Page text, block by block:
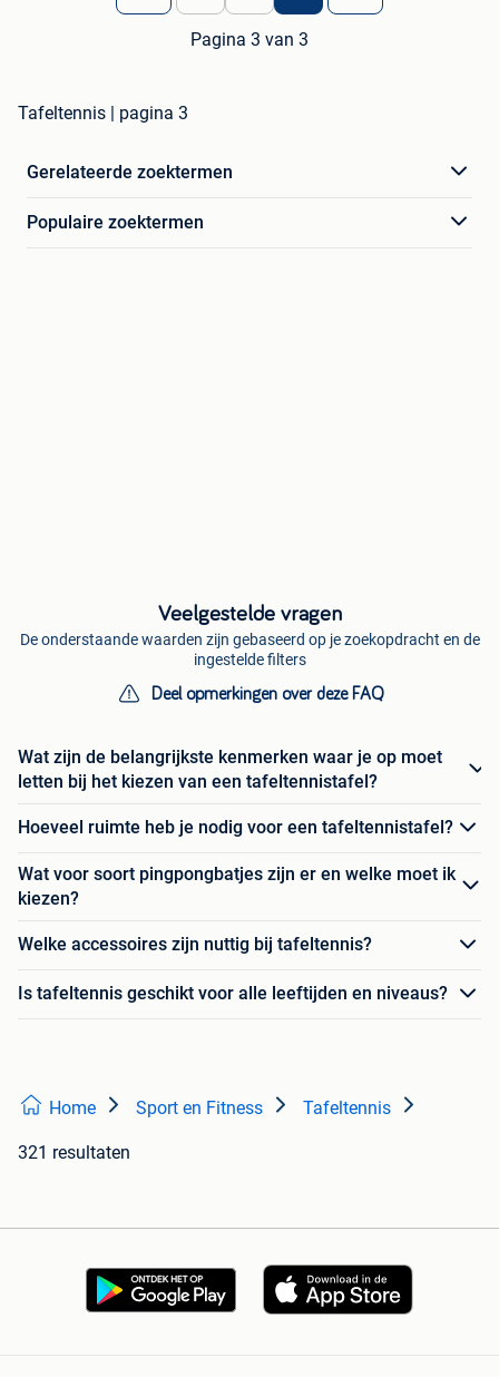
Pagina 3 van 3
Tafeltennis | pagina 3
Gerelateerde zoektermen
Populaire zoektermen
Veelgestelde vragen
De onderstaande waarden zijn gebaseerd op je zoekopdracht en de
ingestelde filters
Deel opmerkingen over deze FAQ
Wat zijn de belangrijkste kenmerken waar je op moet
letten bij het kiezen van een tafeltennistafel?
Hoeveel ruimte heb je nodig voor een tafeltennistafel?
Wat voor soort pingpongbatjes zijn er en welke moet ik
kiezen?
Welke accessoires zijn nuttig bij tafeltennis?
Is tafeltennis geschikt voor alle leeftijden en niveaus?
Home Sport en Fitness Tafeltennis
321 resultaten